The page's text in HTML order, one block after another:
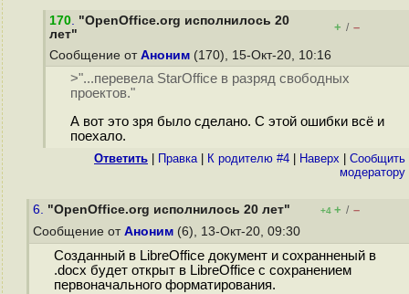
170. "OpenOffice.org исполнилось 20
лет"
+ / –
Сообщение от Аноним (170), 15-Окт-20, 10:16
>"...перевела StarOffice в разряд свободных
проектов."
А вот это зря было сделано. С этой ошибки всё и
поехало.
Ответить Правка| К родителю #4 Наверх
Cообщить
модератору
6. "OpenOffice.org исполнилось 20 лет" +4 + / –
Сообщение от Аноним (6), 13-Окт-20, 09:30
Созданный в LibreOffice документ и сохранненый в
.docx будет открыт в LibreOffice с сохранением
первоначального форматирования.